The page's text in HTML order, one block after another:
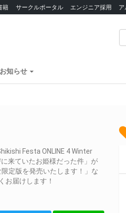
籍 サークルポータル エンジニア採用
お知らせ
Festa ONLINE 4 Winter
来ていたお姫様だった件」が
定版を発売いたします！」な
お届けします！